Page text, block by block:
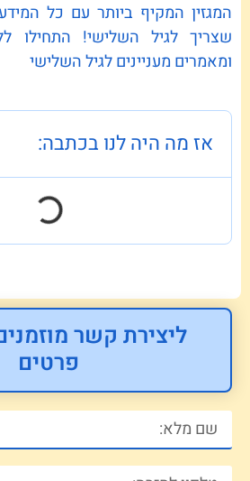
המגזין המקיף ביותר עם כל
שצריך לגיל השלישי! התחילו
ומאמרים מעניינים לגיל השלישי
אז מה היה לנו בכתבה:
ליצירת קשר
פרטים